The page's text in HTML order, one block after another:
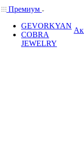
Премиум
GEVORKYAN
COBRA
JEWELRY